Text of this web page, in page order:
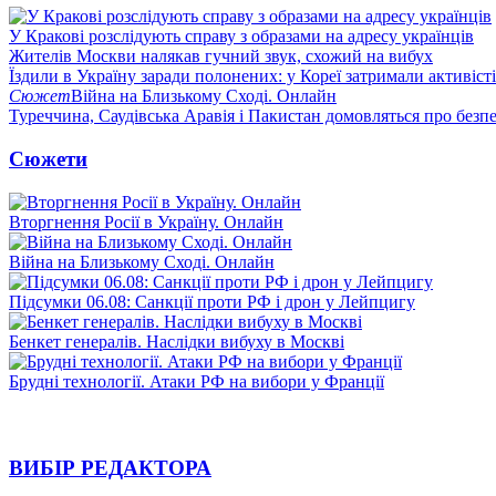
У Кракові розслідують справу з образами на адресу українців
Жителів Москви налякав гучний звук, схожий на вибух
Їздили в Україну заради полонених: у Кореї затримали
СюжетВійна на Близькому Сході. Онлайн
Туреччина, Саудівська Аравія і Пакистан домовляться про
Сюжети
Вторгнення Росії в Україну. Онлайн
Війна на Близькому Сході. Онлайн
Підсумки 06.08: Санкції проти РФ і дрон у Лейпцигу
Бенкет генералів. Наслідки вибуху в Москві
Брудні технології. Атаки РФ на вибори у Франції
ВИБІР РЕДАКТОРА